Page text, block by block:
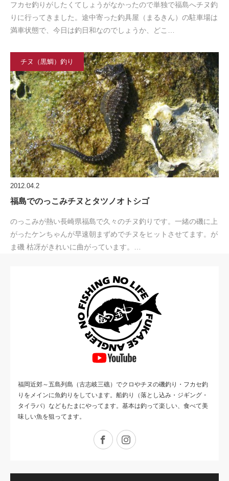
フカセ釣りがしたくてしょうがなかったので単独で福島へチヌ釣
りに行ってきました。途中寄った釣具屋（まるきん）の駐車場は
満車状態で、今日は釣日和なのでしょうか、どこ…
チヌ（黒鯛）釣り
2012.04.2
福島でのっこみチヌとタツノオトシゴ
のっこみが熱い長崎県福島で久々のチヌ釣りです。一緒の磯に上
がったケンちゃんが早速朝まずめでチヌをヒットさせてます。が
ま磯 枯冴がきれいに曲がっています。…
福岡近郊～五島列島（古志岐三礁）でクロやチヌの磯釣り・フカセ釣
りをメインに魚釣りをしています。船釣り（落とし込み・ジギング・
タイラバ）などもたまにやってます。基本は釣って楽しい、食べて美
味しい魚を狙ってます。
FacebookInstagram